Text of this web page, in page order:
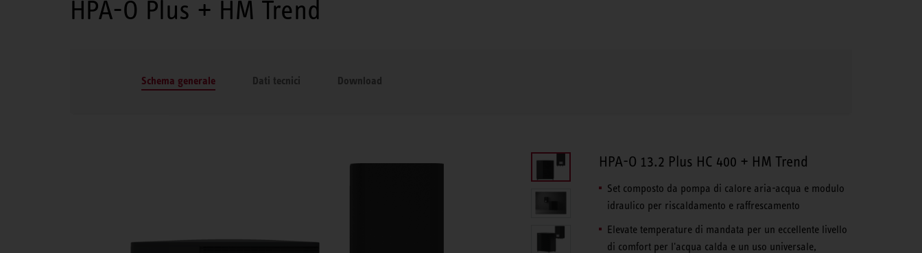
HPA-O Plus + HM Trend
Schema generale Dati tecnici Download
HPA-O 13.2 Plus HC 400 + HM Trend
Set composto da pompa di calore aria-acqua e modulo
idraulico per riscaldamento e raffrescamento
Elevate temperature di mandata per un eccellente livello
di comfort per l'acqua calda e un uso universale,